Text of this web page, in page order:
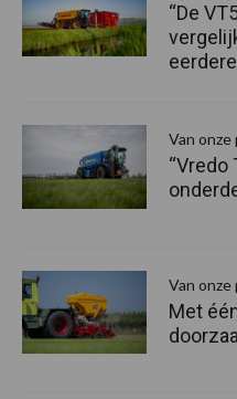
“De
eerdere
Van
“Vredo
Van
Met